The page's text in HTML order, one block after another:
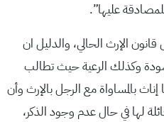
عليها”.
الإرث الحالي، والدليل ان
وكذلك الرعية حيث تطالب
بالمساواة مع الرجل بالإرث وأن
لها في حال عدم وجود الذكر،